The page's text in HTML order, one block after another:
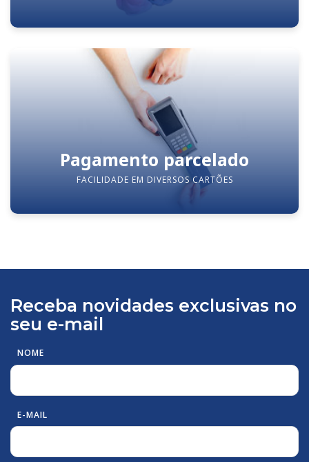
Pagamento parcelado
FACILIDADE EM DIVERSOS CARTÕES
Receba novidades exclusivas no
seu e-mail
NOME
E-MAIL